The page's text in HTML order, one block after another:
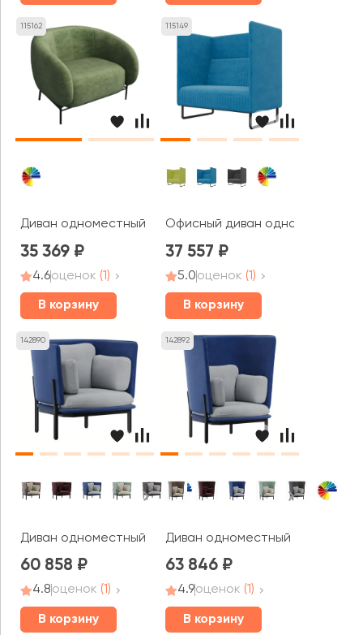
115162
Диван одноместный Белт / Belt
35 369
4.6оценок (1)
В корзину
115149
Офисный диван одноместный
37 557
5.0оценок (1)
В корзину
142890
Диван одноместный с низкой спинкой Стато / Stato
60 858
4.8оценок (1)
В корзину
142892
Диван одноместный с
63 846
4.9оценок (1)
В корзину